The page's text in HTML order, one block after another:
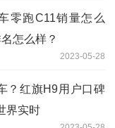
零跑C11销量怎么
怎么样？
2023-05-28
？红旗H9用户口碑
界实时